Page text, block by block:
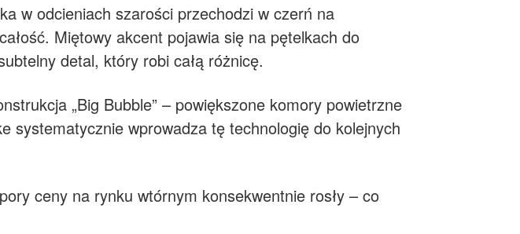
w odcieniach szarości przechodzi w czerń na
Miętowy akcent pojawia się na pętelkach do
detal, który robi całą różnicę.
„Big Bubble” – powiększone komory powietrzne
systematycznie wprowadza tę technologię do kolejnych
ceny na rynku wtórnym konsekwentnie rosły – co